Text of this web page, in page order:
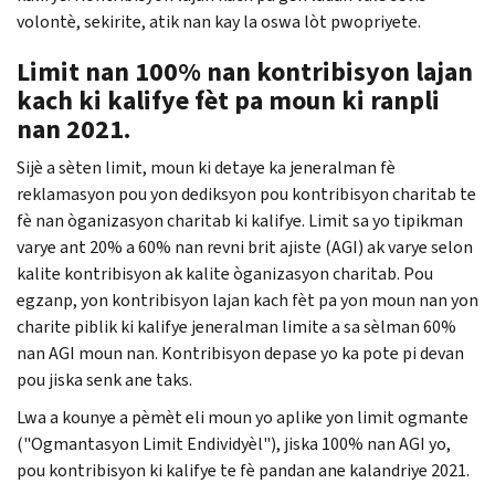
volontè, sekirite, atik nan kay la oswa lòt pwopriyete.
Limit nan 100% nan kontribisyon lajan
kach ki kalifye fèt pa moun ki ranpli
nan 2021.
Sijè a sèten limit, moun ki detaye ka jeneralman fè
reklamasyon pou yon dediksyon pou kontribisyon charitab te
fè nan òganizasyon charitab ki kalifye. Limit sa yo tipikman
varye ant 20% a 60% nan revni brit ajiste (AGI) ak varye selon
kalite kontribisyon ak kalite òganizasyon charitab. Pou
egzanp, yon kontribisyon lajan kach fèt pa yon moun nan yon
charite piblik ki kalifye jeneralman limite a sa sèlman 60%
nan AGI moun nan. Kontribisyon depase yo ka pote pi devan
pou jiska senk ane taks.
Lwa a kounye a pèmèt eli moun yo aplike yon limit ogmante
("Ogmantasyon Limit Endividyèl"), jiska 100% nan AGI yo,
pou kontribisyon ki kalifye te fè pandan ane kalandriye 2021.